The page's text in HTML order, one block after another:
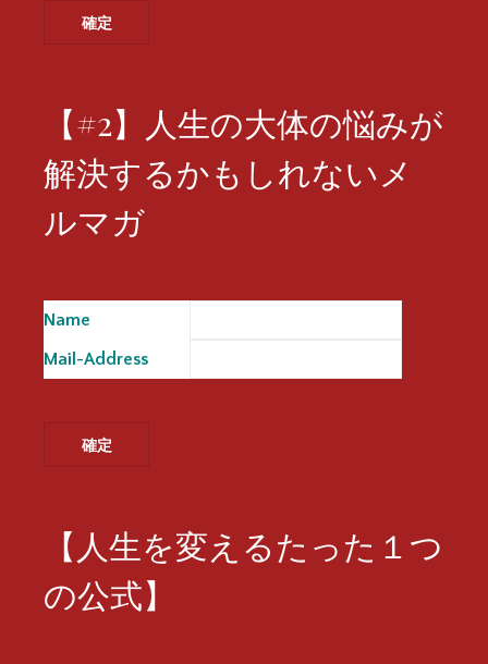
【#2】人生の大体の悩みが
解決するかもしれないメ
ルマガ
Name
Mail-Address
【人生を変えるたった１つ
の公式】